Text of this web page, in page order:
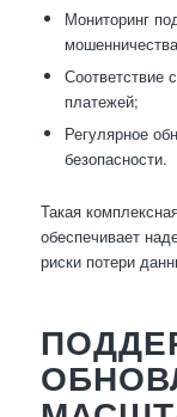
Мониторинг
Соответствие
платежей;
Регулярное
безопасности.
Такая
обеспечивает
риски потери